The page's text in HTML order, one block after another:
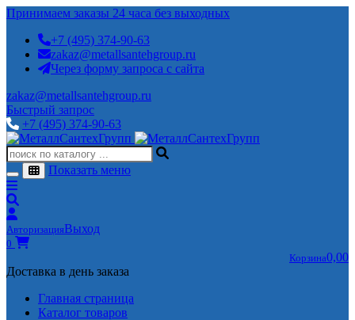
Принимаем заказы 24 часа без выходных
+7 (495) 374-90-63
zakaz@metallsantehgroup.ru
Через форму запроса с сайта
zakaz@metallsantehgroup.ru
Быстрый запрос
+7 (495) 374-90-63
Показать меню
АвторизацияВыход
0
Корзина0,00
Доставка в день заказа
Главная страница
Каталог товаров